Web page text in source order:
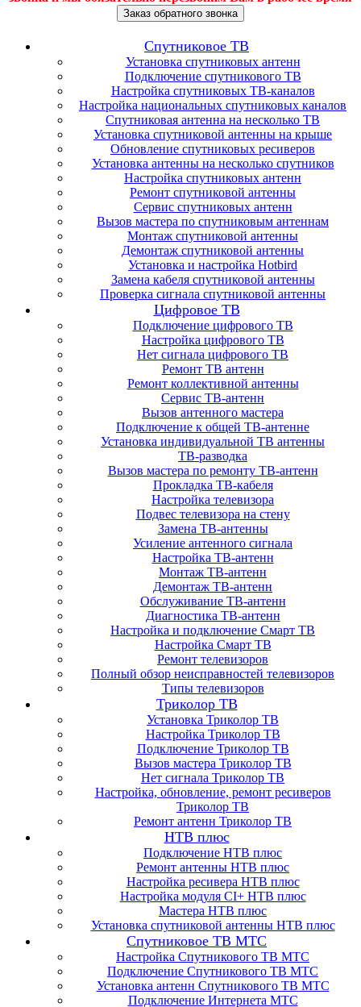
Заказ обратного звонка
Спутниковое ТВ
Установка спутниковых антенн
Подключение спутникового ТВ
Настройка спутниковых ТВ-каналов
Настройка национальных спутниковых каналов
Спутниковая антенна на несколько ТВ
Установка спутниковой антенны на крыше
Обновление спутниковых ресиверов
Установка антенны на несколько спутников
Настройка спутниковых антенн
Ремонт спутниковой антенны
Сервис спутниковых антенн
Вызов мастера по спутниковым антеннам
Монтаж спутниковой антенны
Демонтаж спутниковой антенны
Установка и настройка Hotbird
Замена кабеля спутниковой антенны
Проверка сигнала спутниковой антенны
Цифровое ТВ
Подключение цифрового ТВ
Настройка цифрового ТВ
Нет сигнала цифрового ТВ
Ремонт ТВ антенн
Ремонт коллективной антенны
Сервис ТВ-антенн
Вызов антенного мастера
Подключение к общей ТВ-антенне
Установка индивидуальной ТВ антенны
ТВ-разводка
Вызов мастера по ремонту ТВ-антенн
Прокладка ТВ-кабеля
Настройка телевизора
Подвес телевизора на стену
Замена ТВ-антенны
Усиление антенного сигнала
Настройка ТВ-антенн
Монтаж ТВ-антенн
Демонтаж ТВ-антенн
Обслуживание ТВ-антенн
Диагностика ТВ-антенн
Настройка и подключение Смарт ТВ
Настройка Смарт ТВ
Ремонт телевизоров
Полный обзор неисправностей телевизоров
Типы телевизоров
Триколор ТВ
Установка Триколор ТВ
Настройка Триколор ТВ
Подключение Триколор ТВ
Вызов мастера Триколор ТВ
Нет сигнала Триколор ТВ
Настройка, обновление, ремонт ресиверов
Триколор ТВ
Ремонт антенн Триколор ТВ
НТВ плюс
Подключение НТВ плюс
Ремонт антенны НТВ плюс
Настройка ресивера НТВ плюс
Настройка модуля CI+ НТВ плюс
Мастера НТВ плюс
Установка спутниковой антенны НТВ плюс
Спутниковое ТВ МТС
Настройка Спутникового ТВ МТС
Подключение Спутникового ТВ МТС
Установка антенн Спутникового ТВ МТС
Подключение Интернета МТС